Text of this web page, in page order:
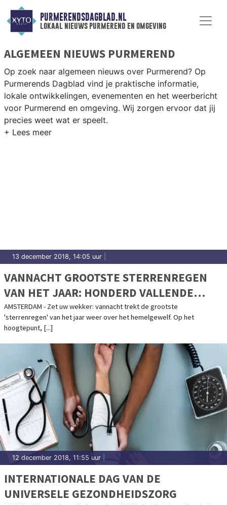
PURMERENDSDAGBLAD.NL
lokaal nieuws purmerend en omgeving
ALGEMEEN NIEUWS PURMEREND
Op zoek naar algemeen nieuws over Purmerend? Op
Purmerends Dagblad vind je praktische informatie,
lokale ontwikkelingen, evenementen en het weerbericht
voor Purmerend en omgeving. Wij zorgen ervoor dat jij
precies weet wat er speelt.
13 december 2018, 14:05 uur
VANNACHT GROOTSTE STERRENREGEN
VAN HET JAAR: HONDERD VALLENDE
STERREN IN EEN UUR
AMSTERDAM - Zet uw wekker: vannacht trekt de grootste
'sterrenregen' van het jaar weer over het hemelgewelf. Op het
hoogtepunt, [...]
12 december 2018, 11:55 uur
INTERNATIONALE DAG VAN DE
UNIVERSELE GEZONDHEIDSZORG